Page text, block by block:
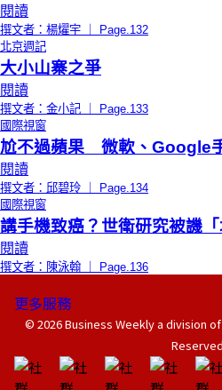
閱讀
撰文者：楊燿宇 ｜ Page.132
北京週記
大小山寨之爭
閱讀
撰文者：金小記 ｜ Page.133
國際視窗
尬不過蘋果 微軟、Google
閱讀
撰文者：邱碧玲 ｜ Page.134
國際視窗
講手機致癌？世衛研究被譏「
閱讀
撰文者：陳泳翰 ｜ Page.136
更多服務
© 2026 Business Weekly a division